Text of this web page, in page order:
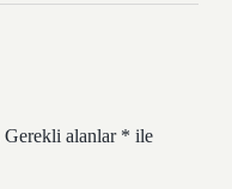
Gerekli alanlar * ile